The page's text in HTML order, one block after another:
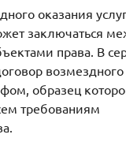
оказания
заключаться
права. В
образец
требованиям